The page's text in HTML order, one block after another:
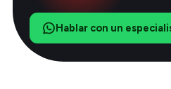
Hablar con un